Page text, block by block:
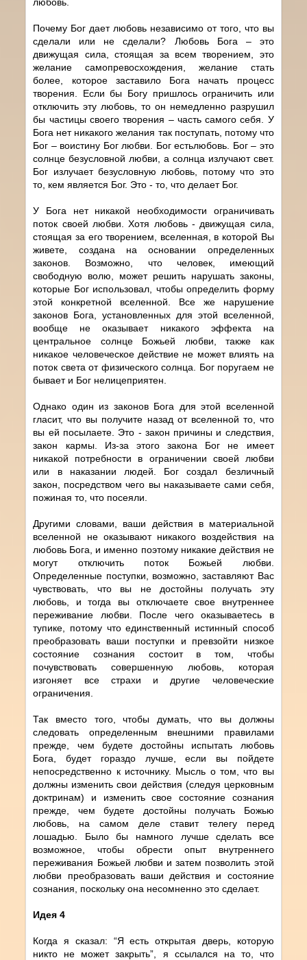
Почему Бог дает любовь независимо от того, что вы
сделали или не сделали? Любовь Бога – это
движущая сила, стоящая за всем творением, это
желание самопревосхождения, желание стать
более, которое заставило Бога начать процесс
творения. Если бы Богу пришлось ограничить или
отключить эту любовь, то он немедленно разрушил
бы частицы своего творения – часть самого себя. У
Бога нет никакого желания так поступать, потому что
Бог – воистину Бог любви. Бог естьлюбовь. Бог – это
солнце безусловной любви, а солнца излучают свет.
Бог излучает безусловную любовь, потому что это
то, кем является Бог. Это - то, что делает Бог.
У Бога нет никакой необходимости ограничивать
поток своей любви. Хотя любовь - движущая сила,
стоящая за его творением, вселенная, в которой Вы
живете, создана на основании определенных
законов. Возможно, что человек, имеющий
свободную волю, может решить нарушать законы,
которые Бог использовал, чтобы определить форму
этой конкретной вселенной. Все же нарушение
законов Бога, установленных для этой вселенной,
вообще не оказывает никакого эффекта на
центральное солнце Божьей любви, также как
никакое человеческое действие не может влиять на
поток света от физического солнца. Бог поругаем не
бывает и Бог нелицеприятен.
Однако один из законов Бога для этой вселенной
гласит, что вы получите назад от вселенной то, что
вы ей посылаете. Это - закон причины и следствия,
закон кармы. Из-за этого закона Бог не имеет
никакой потребности в ограничении своей любви
или в наказании людей. Бог создал безличный
закон, посредством чего вы наказываете сами себя,
пожиная то, что посеяли.
Другими словами, ваши действия в материальной
вселенной не оказывают никакого воздействия на
любовь Бога, и именно поэтому никакие действия не
могут отключить поток Божьей любви.
Определенные поступки, возможно, заставляют Вас
чувствовать, что вы не достойны получать эту
любовь, и тогда вы отключаете свое внутреннее
переживание любви. После чего оказываетесь в
тупике, потому что единственный истинный способ
преобразовать ваши поступки и превзойти низкое
состояние сознания состоит в том, чтобы
почувствовать совершенную любовь, которая
изгоняет все страхи и другие человеческие
ограничения.
Так вместо того, чтобы думать, что вы должны
следовать определенным внешними правилами
прежде, чем будете достойны испытать любовь
Бога, будет гораздо лучше, если вы пойдете
непосредственно к источнику. Мысль о том, что вы
должны изменить свои действия (следуя церковным
доктринам) и изменить свое состояние сознания
прежде, чем будете достойны получать Божью
любовь, на самом деле ставит телегу перед
лошадью. Было бы намного лучше сделать все
возможное, чтобы обрести опыт внутреннего
переживания Божьей любви и затем позволить этой
любви преобразовать ваши действия и состояние
сознания, поскольку она несомненно это сделает.
Идея 4
Когда я сказал: “Я есть открытая дверь, которую
никто не может закрыть”, я ссылался на то, что